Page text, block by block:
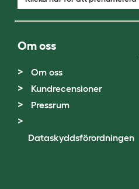
Om oss
Om oss
Kundrecensioner
Pressrum
Dataskyddsförordningen